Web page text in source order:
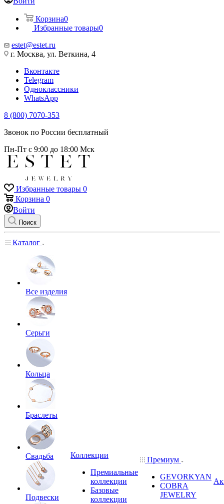
Корзина0
Избранные товары0
estet@estet.ru
г. Москва, ул. Веткина, 4
Вконтакте
Telegram
Одноклассники
WhatsApp
8 (800) 7070-353
Звонок по России бесплатный
Пн-Пт с 9:00 до 18:00 Мск
Избранные товары 0
Корзина 0
Войти
Поиск
Каталог
Все изделия
Серьги
Кольца
Браслеты
Свадьба
Подвески
Коллекции
Премиальные
коллекции
Базовые
коллекции
Премиум
GEVORKYAN
COBRA
JEWELRY